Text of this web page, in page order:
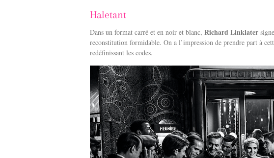
Haletant
Dans un format carré et en noir et blanc, Richard Linklater
reconstitution formidable. On a l’impression de prendre part à
redéfinissant les codes.